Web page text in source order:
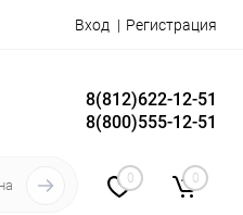
Вход Регистрация
8(812)622-12-51
8(800)555-12-51
0 0